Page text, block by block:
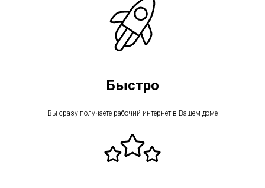
Быстро
Вы сразу получаете рабочий интернет в Вашем доме